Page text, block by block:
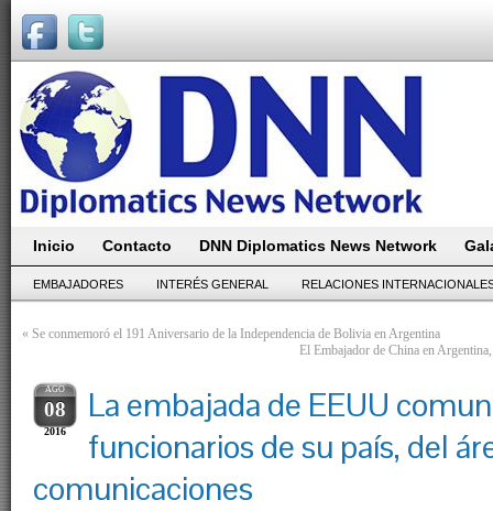
Inicio Contacto DNN Diplomatics News Network
EMBAJADORES INTERÉS GENERAL RELACIONES
« Se conmemoró el 191 Aniversario de la Independencia de Bolivia en Argentina
El Embajador de China en
AGO
08
2016
La embajada de EEUU
funcionarios de su país, del
comunicaciones